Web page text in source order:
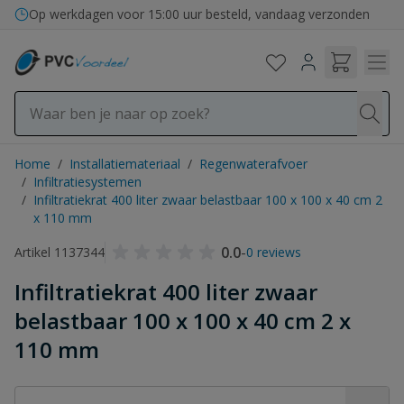
Ga naar de inhoud
Op werkdagen voor 15:00 uur besteld, vandaag verzonden
Home / Installatiemateriaal / Regenwaterafvoer
/ Infiltratiesystemen
/ Infiltratiekrat 400 liter zwaar belastbaar 100 x 100 x 40 cm 2
x 110 mm
Artikel 1137344
0.0-0 reviews
Infiltratiekrat 400 liter zwaar
belastbaar 100 x 100 x 40 cm 2 x
110 mm